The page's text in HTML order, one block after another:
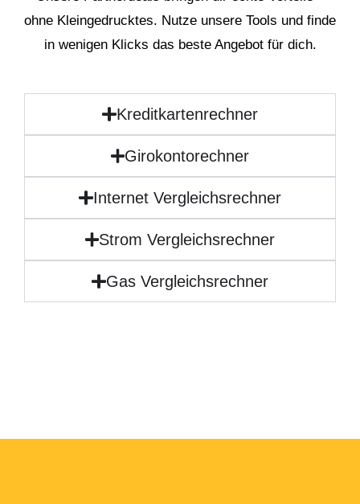
ohne Kleingedrucktes. Nutze unsere Tools und finde
in wenigen Klicks das beste Angebot für dich.
Kreditkartenrechner
Girokontorechner
Internet Vergleichsrechner
Strom Vergleichsrechner
Gas Vergleichsrechner